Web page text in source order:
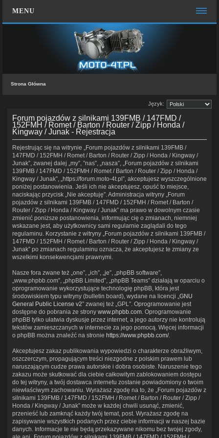
MENU
Zespół administracyjny
FAQ
ZALOGUJ SIĘ
Strona Główna
Język:
Forum pojazdów z silnikami 139FMB / 147FMD /
152FMH / Romet / Barton / Router / Zipp / Honda /
Kingway / Junak - Rejestracja
Rejestrując się na witrynie „Forum pojazdów z silnikami 139FMB /
147FMD / 152FMH / Romet / Barton / Router / Zipp / Honda / Kingway /
Junak”, zwanej dalej „my”, ”nas”, „nasza”, „Forum pojazdów z silnikami
139FMB / 147FMD / 152FMH / Romet / Barton / Router / Zipp / Honda /
Kingway / Junak”, „https://forum.moto-4t.pl”, akceptujesz wyszczególnione
poniżej postanowienia. Jeśli ich nie akceptujesz, opuść to miejsce,
naciskając przycisk „Nie akceptuję”. Administracja witryny „Forum
pojazdów z silnikami 139FMB / 147FMD / 152FMH / Romet / Barton /
Router / Zipp / Honda / Kingway / Junak” ma prawo w dowolnym czasie
zmienić poniższe postanowienia, informując cię o zmianach, niemniej
wskazane jest, aby użytkownicy sami regularnie zaglądali do tego
regulaminu. Korzystanie z witryny „Forum pojazdów z silnikami 139FMB /
147FMD / 152FMH / Romet / Barton / Router / Zipp / Honda / Kingway /
Junak” po zmianach regulaminu oznacza, że akceptujesz te zmiany ze
wszelkimi konsekwencjami prawnymi.
Nasze fora zwane też „one”, „ich”, „je”, „phpBB software”,
„www.phpbb.com”, „phpBB Limited”, „phpBB Teams” działają w oparciu o
oprogramowanie wykorzystujące technologię phpBB, która jest
środowiskiem typu witryny (bulletin board), wydane na licencji „GNU
General Public License v2” zwanej też „GPL”. Oprogramowanie jest
dostępne do pobrania ze strony www.phpbb.com. Oprogramowanie
phpBB tylko ułatwia dyskusje przez internet, a jego autorzy nie kontrolują
tekstów zamieszczanych w internecie za jego pomocą. Więcej informacji
o phpBB można znaleźć na stronie https://www.phpbb.com/.
Akceptujesz zakaz publikowania wypowiedzi o charakterze obraźliwym,
oszczerczym, propagującym treści niezgodne z polskim prawem lub
naruszającym cudze prawa autorskie i dobra osobiste. Naruszenie tego
zakazu może skutkować dla ciebie całkowitym zablokowaniem dostępu
do tej witryny, a twój dostawca internetu zostanie powiadomiony o twoim
niewłaściwym zachowaniu. Wyrażasz zgodę na to, że „Forum pojazdów z
silnikami 139FMB / 147FMD / 152FMH / Romet / Barton / Router / Zipp /
Honda / Kingway / Junak” może w każdej chwili usunąć, zmienić,
przenieść lub zamknąć każdy twój temat, post. Wyrażasz zgodę na
zapisywanie wszystkich podanych przez ciebie informacji w naszej bazie
danych. Informacje te nie będą przekazywane nikomu bez twojej zgody,